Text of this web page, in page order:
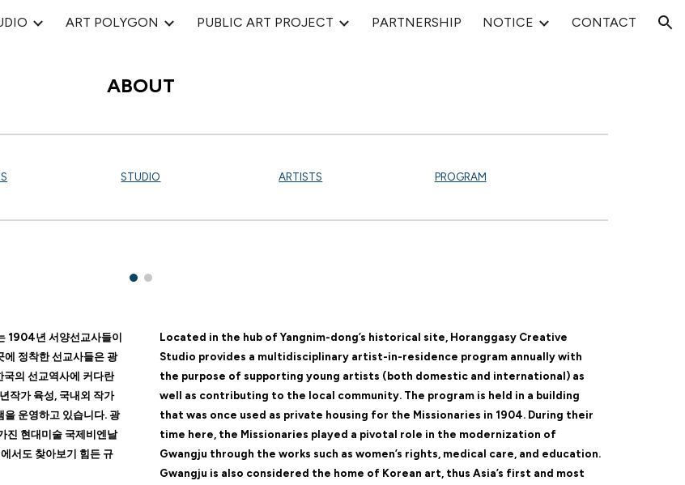
content Skip to navigation
ART POLYGON PUBLIC ART PROJECT PARTNERSHIP NOTICE CONTACT
ABOUT
STUDIO ARTISTS PROGRAM
1904년 서양선교사들이
에 정착한 선교사들은 광
국의 선교역사에 커다란
작가 육성, 국내외 작가
을 운영하고 있습니다. 광
진 현대미술 국제비엔날
서도 찾아보기 힘든 규
Located in the hub of Yangnim-dong’s historical site, Horanggasy Creative
Studio provides a multidisciplinary artist-in-residence program annually with
the purpose of supporting young artists (both domestic and international) as
well as contributing to the local community. The program is held in a building
that was once used as private housing for the Missionaries in 1904. During their
time here, the Missionaries played a pivotal role in the modernization of
Gwangju through the works such as women’s rights, medical care, and education.
Gwangju is also considered the home of Korean art, thus Asia’s first and most